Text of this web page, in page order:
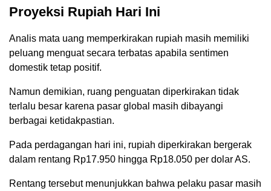
Proyeksi Rupiah Hari Ini
Analis mata uang memperkirakan rupiah masih memiliki
peluang menguat secara terbatas apabila sentimen
domestik tetap positif.
Namun demikian, ruang penguatan diperkirakan tidak
terlalu besar karena pasar global masih dibayangi
berbagai ketidakpastian.
Pada perdagangan hari ini, rupiah diperkirakan bergerak
dalam rentang Rp17.950 hingga Rp18.050 per dolar AS.
Rentang tersebut menunjukkan bahwa pelaku pasar masih